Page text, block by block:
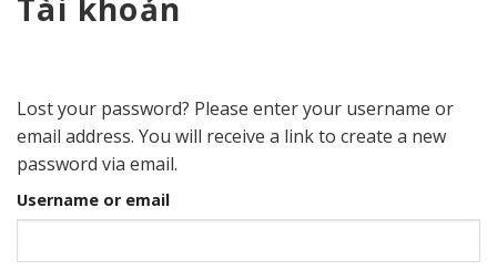
Tài khoản
Lost your password? Please enter your username or
email address. You will receive a link to create a new
password via email.
Username or email